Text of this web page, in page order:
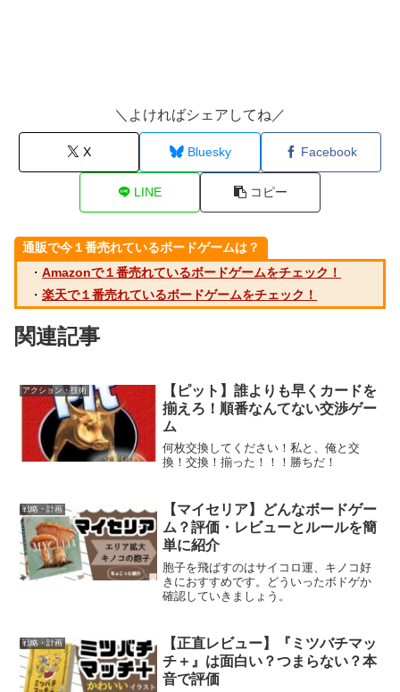
＼よければシェアしてね／
X Bluesky Facebook
LINE コピー
通販で今１番売れているボードゲームは？
・ Amazonで１番売れているボードゲームをチェック！
・ 楽天で１番売れているボードゲームをチェック！
関連記事
アクション・技術
【ピット】誰よりも早くカードを
揃えろ！順番なんてない交渉ゲー
ム
何枚交換してください！私と、俺と交
換！交換！揃った！！！勝ちだ！
戦略・計画
【マイセリア】どんなボードゲー
ム？評価・レビューとルールを簡
単に紹介
胞子を飛ばすのはサイコロ運、キノコ好
きにおすすめです。どういったボドゲか
確認していきましょう。
戦略・計画
【正直レビュー】『ミツバチマッ
チ＋』は面白い？つまらない？本
音で評価